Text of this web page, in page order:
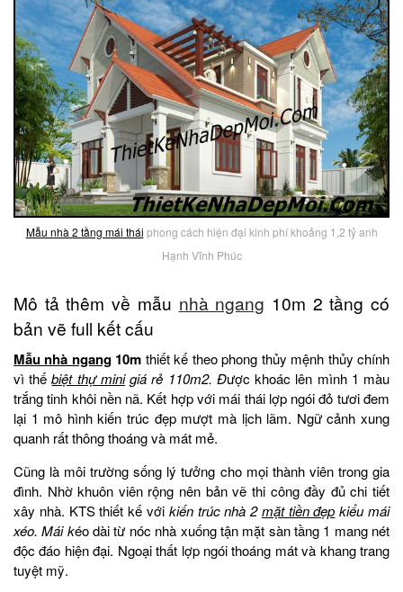
Mẫu nhà 2 tầng mái thái phong cách hiện đại kinh phí khoảng 1,2 tỷ anh
Hạnh Vĩnh Phúc
Mô tả thêm về mẫu nhà ngang 10m 2 tầng có
bản vẽ full kết cấu
Mẫu nhà ngang10m thiết kế theo phong thủy mệnh thủy chính
vì thếbiệt thự minigiá rẻ 110m2. Được khoác lên mình 1 màu
trắng tinh khôi nền nã. Kết hợp với mái thái lợp ngói đỏ tươi đem
lại 1 mô hình kiến trúc đẹp mượt mà lịch lãm. Ngữ cảnh xung
quanh rất thông thoáng và mát mẻ.
Cũng là môi trường sống lý tưởng cho mọi thành viên trong gia
đình. Nhờ khuôn viên rộng nên bản vẽ thi công đầy đủ chi tiết
xây nhà. KTS thiết kế với kiến trúc nhà 2mặt tiền đẹp kiểu mái
xéo. Mái kéo dài từ nóc nhà xuống tận mặt sàn tầng 1 mang nét
độc đáo hiện đại. Ngoại thất lợp ngói thoáng mát và khang trang
tuyệt mỹ.